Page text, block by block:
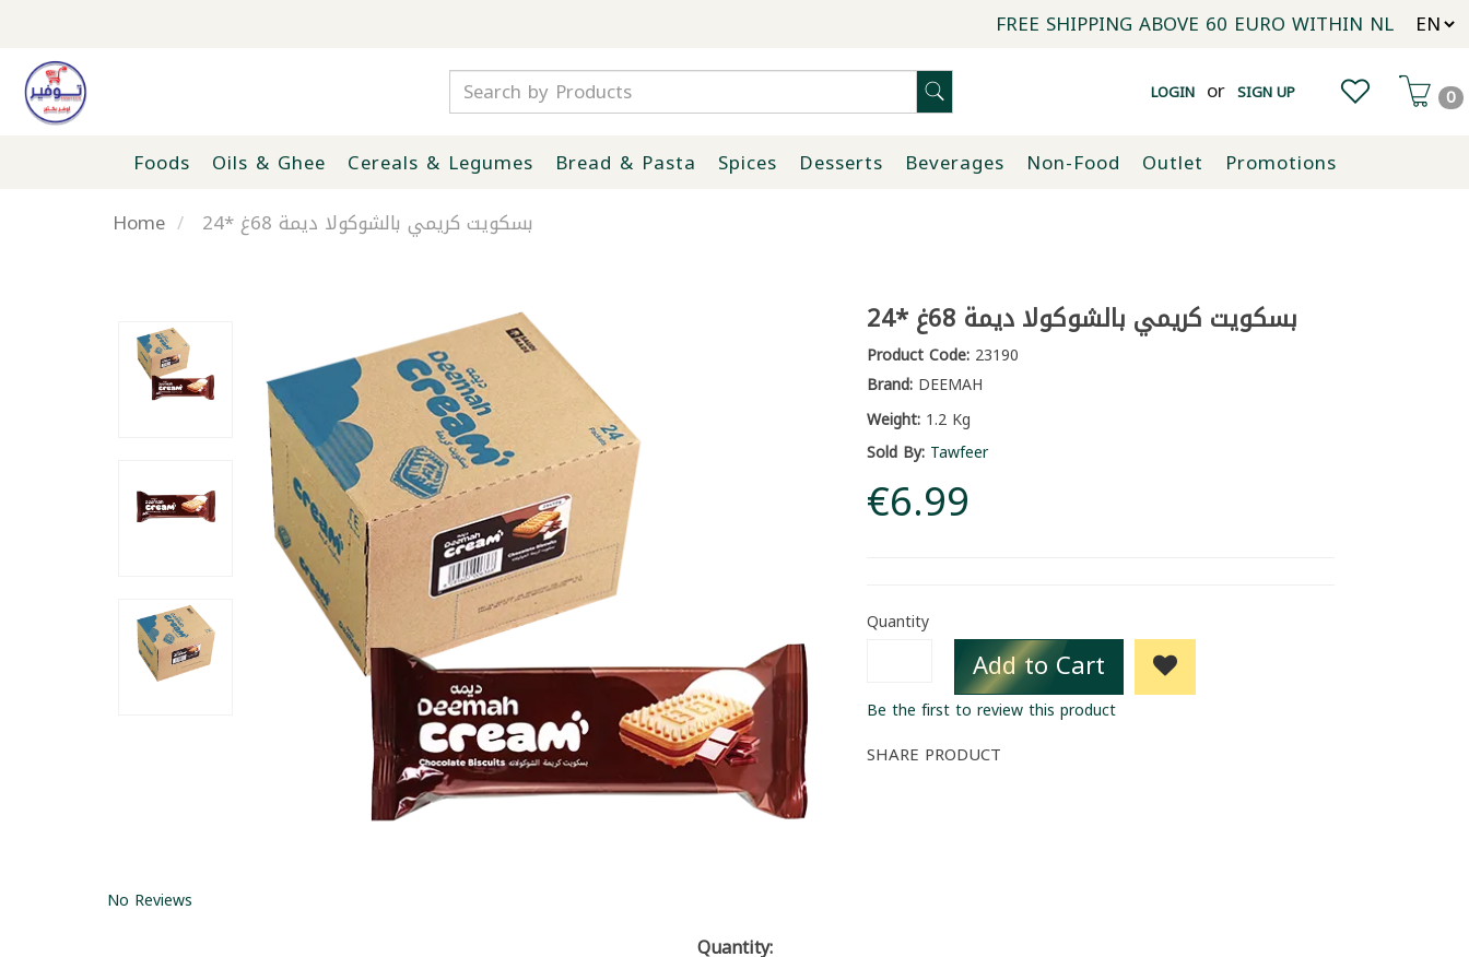
FREE SHIPPING ABOVE 60 EURO WITHIN NL
LOGIN or SIGN UP 0
Foods Oils & Ghee Cereals & Legumes Bread & Pasta Spices Desserts Beverages Non-Food Outlet
Promotions
Home
بسكويت كريمي بالشوكولا ديمة 68غ *24
بسكويت كريمي بالشوكولا ديمة 68غ *24
Product Code:23190
Brand:DEEMAH
Weight:1.2 Kg
Sold By: Tawfeer
€6.99
Quantity
Add to Cart
Be the first to review this product
SHARE PRODUCT
No Reviews
Quantity: